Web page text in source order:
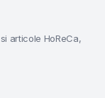
articole HoReCa,